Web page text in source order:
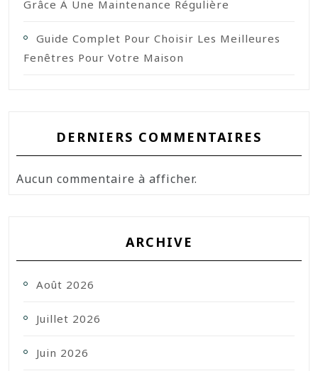
Grâce À Une Maintenance Régulière
Guide Complet Pour Choisir Les Meilleures
Fenêtres Pour Votre Maison
DERNIERS COMMENTAIRES
Aucun commentaire à afficher.
ARCHIVE
Août 2026
Juillet 2026
Juin 2026